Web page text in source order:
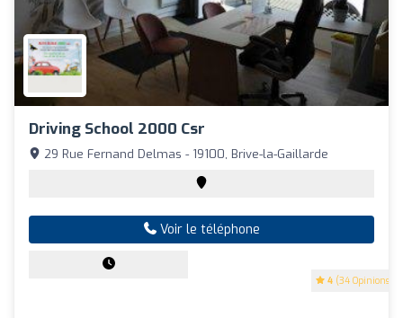
Driving School 2000 Csr
4 (34 Opinions)
29 Rue Fernand Delmas - 19100, Brive-la-Gaillarde
Voir le téléphone